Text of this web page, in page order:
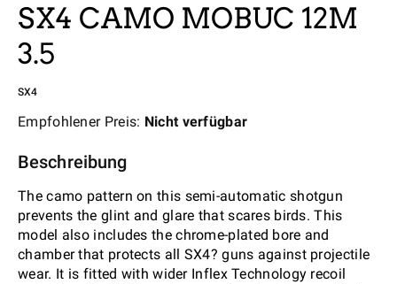
SX4 CAMO MOBUC 12M
3.5
SX4
Empfohlener Preis: Nicht verfügbar
Beschreibung
The camo pattern on this semi-automatic shotgun
prevents the glint and glare that scares birds. This
model also includes the chrome-plated bore and
chamber that protects all SX4? guns against projectile
wear. It is fitted with wider Inflex Technology recoil